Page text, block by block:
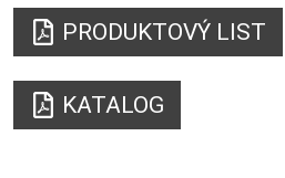
PRODUKTOVÝ LIST
KATALOG